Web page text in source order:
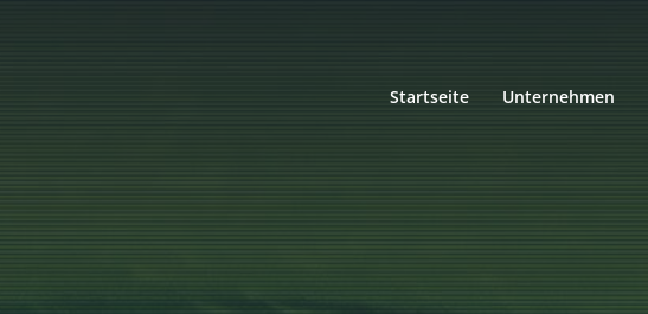
Startseite Unternehmen